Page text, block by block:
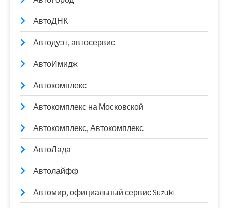
АвтоДНК
Автодуэт, автосервис
АвтоИмидж
Автокомплекс
Автокомплекс на Московской
Автокомплекс, Автокомплекс
АвтоЛада
Автолайфф
Автомир, официальный сервис Suzuki